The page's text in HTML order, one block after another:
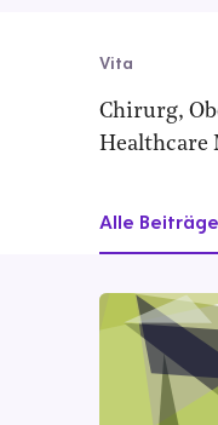
Vita
Chirurg,
Healthcare
Alle Beiträge